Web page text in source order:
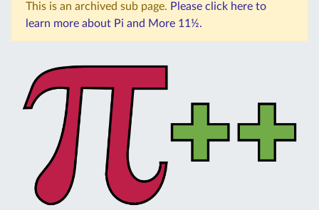
This is an archived sub page. Please click here to
learn more about Pi and More 11½.